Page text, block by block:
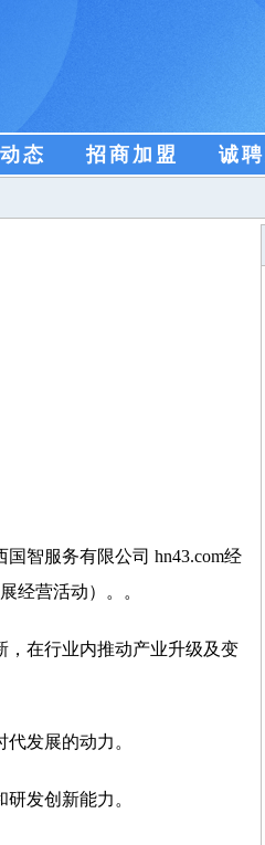
态 招商加盟 诚
智服务有限公司 hn43.com经
经营活动）。。
，在行业内推动产业升级及变
发展的动力。
发创新能力。